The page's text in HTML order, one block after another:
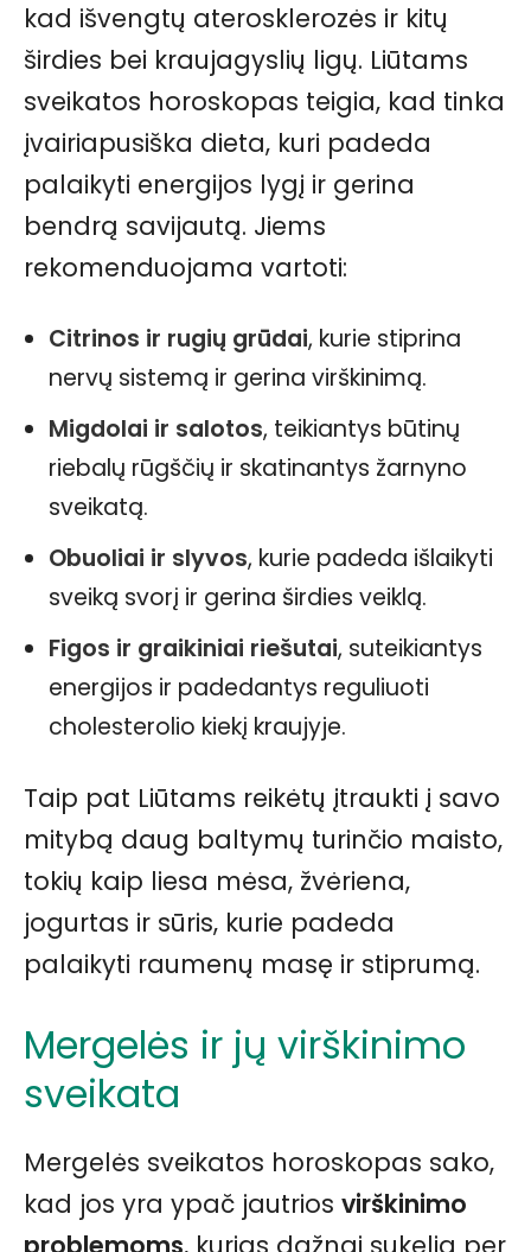
kad išvengtų aterosklerozės ir kitų
širdies bei kraujagyslių ligų. Liūtams
sveikatos horoskopas teigia, kad tinka
įvairiapusiška dieta, kuri padeda
palaikyti energijos lygį ir gerina
bendrą savijautą. Jiems
rekomenduojama vartoti:
Citrinos ir rugių grūdai, kurie stiprina
nervų sistemą ir gerina virškinimą.
Migdolai ir salotos, teikiantys būtinų
riebalų rūgščių ir skatinantys žarnyno
sveikatą.
Obuoliai ir slyvos, kurie padeda išlaikyti
sveiką svorį ir gerina širdies veiklą.
Figos ir graikiniai riešutai, suteikiantys
energijos ir padedantys reguliuoti
cholesterolio kiekį kraujyje.
Taip pat Liūtams reikėtų įtraukti į savo
mitybą daug baltymų turinčio maisto,
tokių kaip liesa mėsa, žvėriena,
jogurtas ir sūris, kurie padeda
palaikyti raumenų masę ir stiprumą.
Mergelės ir jų virškinimo
sveikata
Mergelės sveikatos horoskopas sako,
kad jos yra ypač jautrios virškinimo